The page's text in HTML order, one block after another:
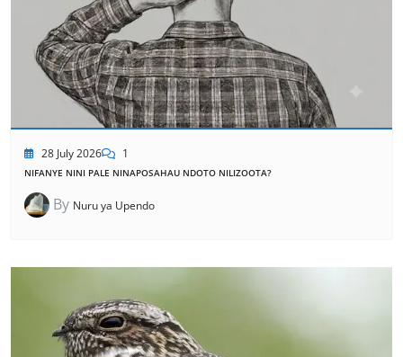
28 July 2026 1
NIFANYE NINI PALE NINAPOSAHAU NDOTO NILIZOOTA?
By Nuru ya Upendo